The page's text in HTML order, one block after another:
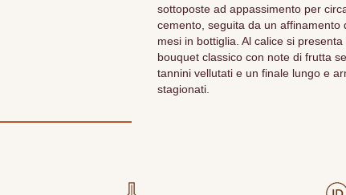
sottoposte ad appassimento per
cemento, seguita da un affinamento
mesi in bottiglia. Al calice si
bouquet classico con note di frutta
tannini vellutati e un finale lungo e
stagionati.